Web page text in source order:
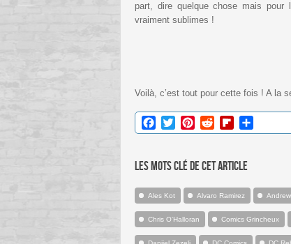
part, dire quelque chose mais
vraiment sublimes !
Voilà, c’est tout pour cette fois ! A la
Facebook
TwitterPinterestRedditFlipboard
Les mots clé de cet article
Ales Kot Alvaro Ramirez
Chris O'Halloran Comics Grincheux